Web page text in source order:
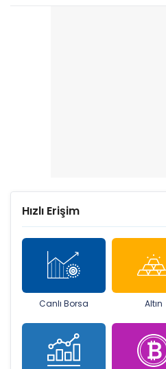
Hızlı Erişim
Canlı Borsa Altın